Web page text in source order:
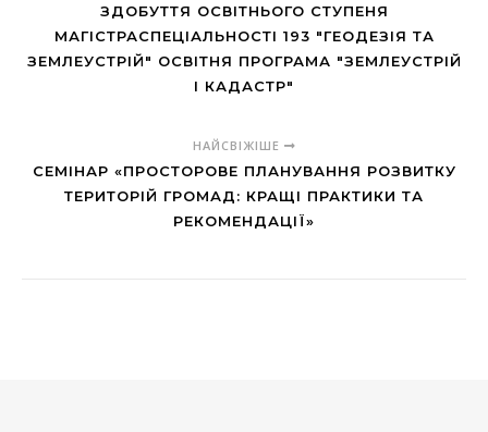
ЗДОБУТТЯ ОСВІТНЬОГО СТУПЕНЯ
МАГІСТРАСПЕЦІАЛЬНОСТІ 193 "ГЕОДЕЗІЯ ТА
ЗЕМЛЕУСТРІЙ" ОСВІТНЯ ПРОГРАМА "ЗЕМЛЕУСТРІЙ
І КАДАСТР"
НАЙСВІЖІШЕ
СЕМІНАР «ПРОСТОРОВЕ ПЛАНУВАННЯ РОЗВИТКУ
ТЕРИТОРІЙ ГРОМАД: КРАЩІ ПРАКТИКИ ТА
РЕКОМЕНДАЦІЇ»